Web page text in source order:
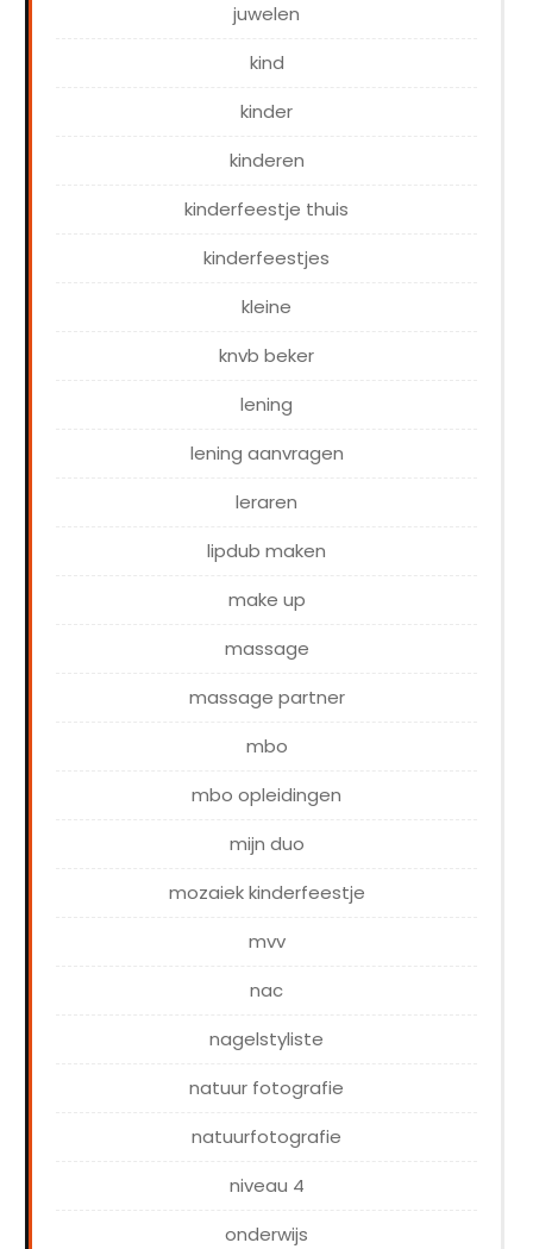
juwelen
kind
kinder
kinderen
kinderfeestje thuis
kinderfeestjes
kleine
knvb beker
lening
lening aanvragen
leraren
lipdub maken
make up
massage
massage partner
mbo
mbo opleidingen
mijn duo
mozaiek kinderfeestje
mvv
nac
nagelstyliste
natuur fotografie
natuurfotografie
niveau 4
onderwijs